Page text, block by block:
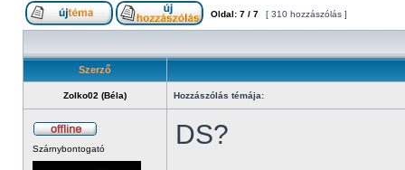
Oldal: 7 / 7 [ 310 hozzászólás ]
Szerző
Zolko02 (Béla) Hozzászólás témája:
Szárnybontogató DS?